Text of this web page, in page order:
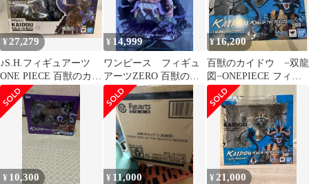
¥27,279
♪S.H.フィギュアーツ
ONE PIECE 百獣のカイ
ドウ(人獣型)■＊同梱不
可
¥ 14,999
ワンピース フィギュ
アーツZERO 百獣のカ
イドウ
¥16,200
百獣のカイドウ −双龍
図−ONEPIECE フィギ
ュアーツZERO [超激
戦]
¥ 10,300 ¥ 11,000 ¥ 21,000